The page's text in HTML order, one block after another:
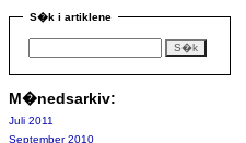
S�k i artiklene
M�nedsarkiv:
Juli 2011
September 2010